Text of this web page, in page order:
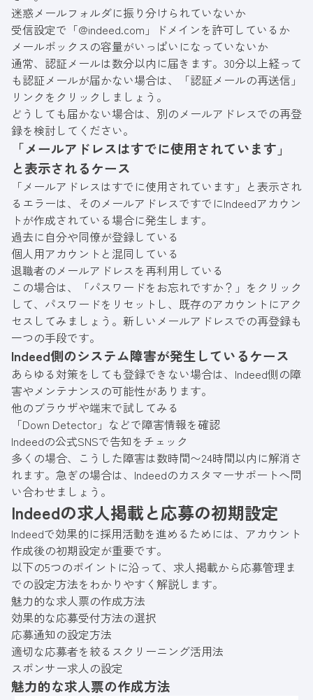
迷惑メールフォルダに振り分けられていないか
受信設定で「@indeed.com」ドメインを許可しているか
メールボックスの容量がいっぱいになっていないか
通常、認証メールは数分以内に届きます。30分以上経って
も認証メールが届かない場合は、「認証メールの再送信」
リンクをクリックしましょう。
どうしても届かない場合は、別のメールアドレスでの再登
録を検討してください。
「メールアドレスはすでに使用されています」
と表示されるケース
「メールアドレスはすでに使用されています」と表示され
るエラーは、そのメールアドレスですでにIndeedアカウン
トが作成されている場合に発生します。
過去に自分や同僚が登録している
個人用アカウントと混同している
退職者のメールアドレスを再利用している
この場合は、「パスワードをお忘れですか？」をクリック
して、パスワードをリセットし、既存のアカウントにアク
セスしてみましょう。新しいメールアドレスでの再登録も
一つの手段です。
Indeed側のシステム障害が発生しているケース
あらゆる対策をしても登録できない場合は、Indeed側の障
害やメンテナンスの可能性があります。
他のブラウザや端末で試してみる
「Down Detector」などで障害情報を確認
Indeedの公式SNSで告知をチェック
多くの場合、こうした障害は数時間〜24時間以内に解消さ
れます。急ぎの場合は、Indeedのカスタマーサポートへ問
い合わせましょう。
Indeedの求人掲載と応募の初期設定
Indeedで効果的に採用活動を進めるためには、アカウント
作成後の初期設定が重要です。
以下の5つのポイントに沿って、求人掲載から応募管理ま
での設定方法をわかりやすく解説します。
魅力的な求人票の作成方法
効果的な応募受付方法の選択
応募通知の設定方法
適切な応募者を絞るスクリーニング活用法
スポンサー求人の設定
魅力的な求人票の作成方法